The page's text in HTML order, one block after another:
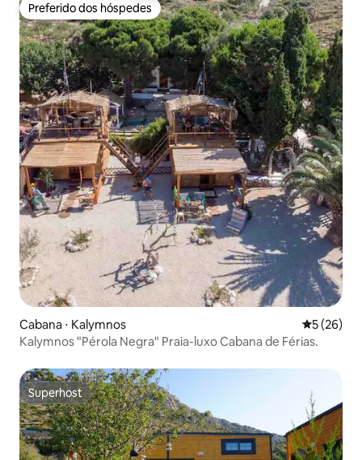
Preferido dos hóspedes
Preferido dos hóspedes
Cabana ⋅ Kalymnos 5 de uma
5 (26)
Kalymnos "Pérola Negra" Praia-luxo Cabana de Férias.
Superhost
Superhost